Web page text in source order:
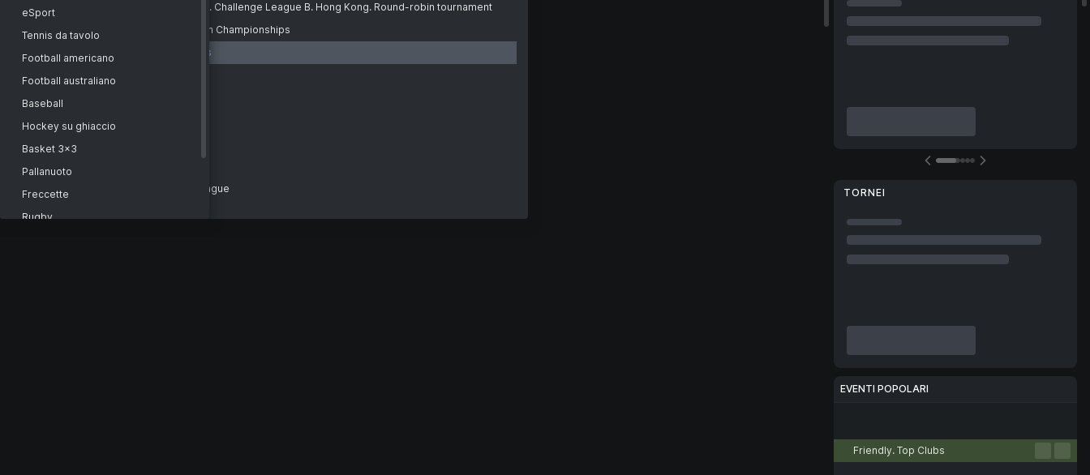
TORNEI
EVENTI POPOLARI
Friendly. Top Clubs
National teams. ODI. ICC. World Cup. Challenge League B. Hong Kong. Round-robin tournament
National teams. T20. South American Championships
National teams. T20. Women. Series
T20
India. Delhi. Premier League
India. Premier League Assam
India. Elite Championship
India. Tamil Nadu Premier League
West Indies. Caribbean Premier League
Netherlands. TopKlasse
eSport
Tennis da tavolo
Football americano
Football australiano
Baseball
Hockey su ghiaccio
Basket 3x3
Pallanuoto
Freccette
Rugby